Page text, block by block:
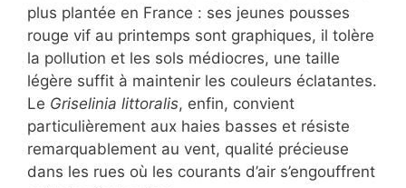
plus plantée en France : ses jeunes pousses
rouge vif au printemps sont graphiques, il tolère
la pollution et les sols médiocres, une taille
légère suffit à maintenir les couleurs éclatantes.
Le Griselinia littoralis, enfin, convient
particulièrement aux haies basses et résiste
remarquablement au vent, qualité précieuse
dans les rues où les courants d’air s’engouffrent